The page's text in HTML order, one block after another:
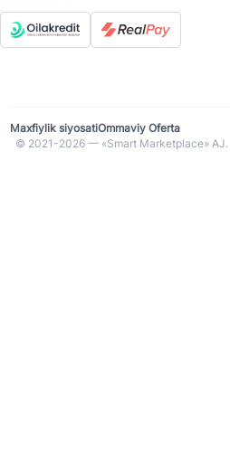
Maxfiylik siyosatiOmmaviy Oferta
© 2021-2026 — «Smart Marketplace»